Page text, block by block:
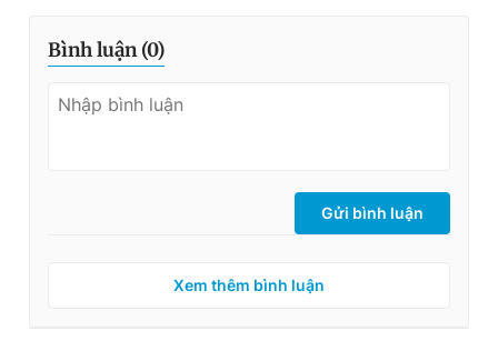
Bình luận (0)
Gửi bình luận
Xem thêm bình luận